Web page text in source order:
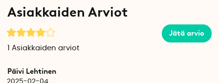
Sisämitat: Pituus 20 cm x leveys 15 cm x korkeus 8 cm.
Materiaali: Elintarvikehyväksytty SAN-muovi
Juustokuvun valmistaa Nordiska Plast AB Gislavedissa,
Asiakkaiden Arviot
Jätä arvio
Asiakkaiden arviot
Päivi Lehtinen
2025-02-04